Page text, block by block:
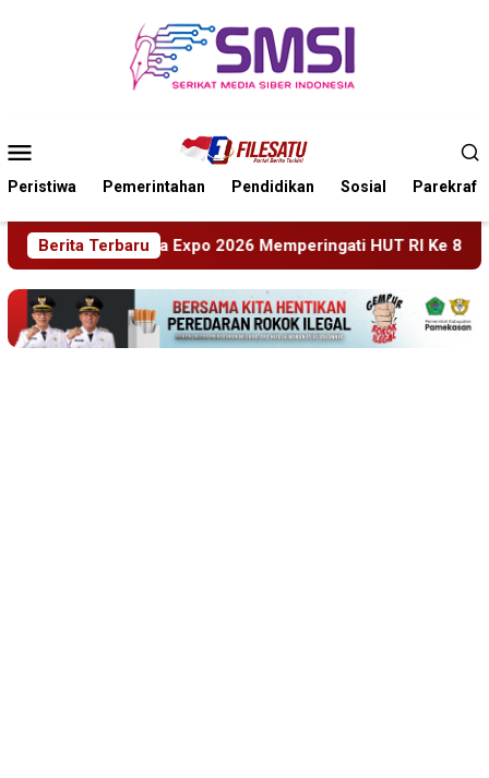
Mobile
Peristiwa Pemerintahan Pendidikan Sosial Parekraf
Berita Terbaru
HUT RI Ke 81 Dan Hari Jadi Ke 702 Kabupaten Blitar,